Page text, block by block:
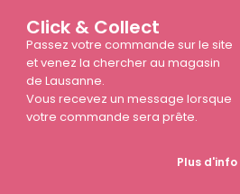
Click & Collect
Passez votre commande sur le site
et venez la chercher au magasin
de Lausanne.
Vous recevez un message lorsque
votre commande sera prête.
Plus d'info